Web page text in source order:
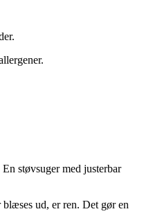
støvsuger med justerbar
ud, er ren. Det gør en